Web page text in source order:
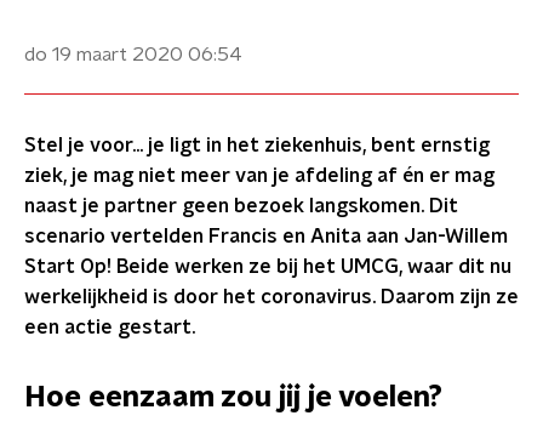
do 19 maart 2020 06:54
Stel je voor... je ligt in het ziekenhuis, bent ernstig
ziek, je mag niet meer van je afdeling af én er mag
naast je partner geen bezoek langskomen. Dit
scenario vertelden Francis en Anita aan Jan-Willem
Start Op! Beide werken ze bij het UMCG, waar dit nu
werkelijkheid is door het coronavirus. Daarom zijn ze
een actie gestart.
Hoe eenzaam zou jij je voelen?